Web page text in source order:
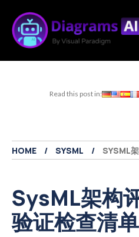
Read this post in:
HOME SYSML SYSML
SysML架构
验证检查清单